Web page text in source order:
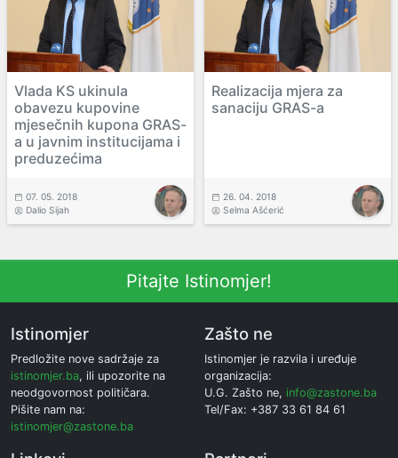
Vlada KS ukinula
obavezu kupovine
mjesečnih kupona GRAS-
a u javnim institucijama i
preduzećima
07. 05. 2018
Dalio Sijah
Realizacija mjera za
sanaciju GRAS-a
26. 04. 2018
Selma Ašćerić
Pitajte Istinomjer!
Istinomjer
Predložite nove sadržaje za
istinomjer.ba, ili upozorite na
neodgovornost političara.
Pišite nam na:
istinomjer@zastone.ba
Zašto ne
Istinomjer je razvila i uređuje
organizacija:
U.G. Zašto ne, info@zastone.ba
Tel/Fax: +387 33 61 84 61